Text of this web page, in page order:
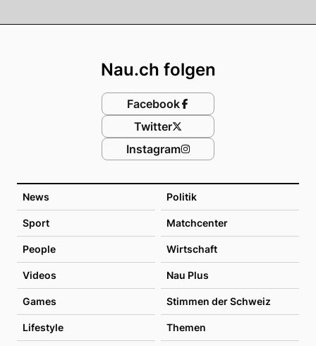
News Politik
Sport Matchcenter
People Wirtschaft
Videos Nau Plus
Games Stimmen der Schweiz
Lifestyle Themen
Nau.ch folgen
Facebook
Twitter
Instagram